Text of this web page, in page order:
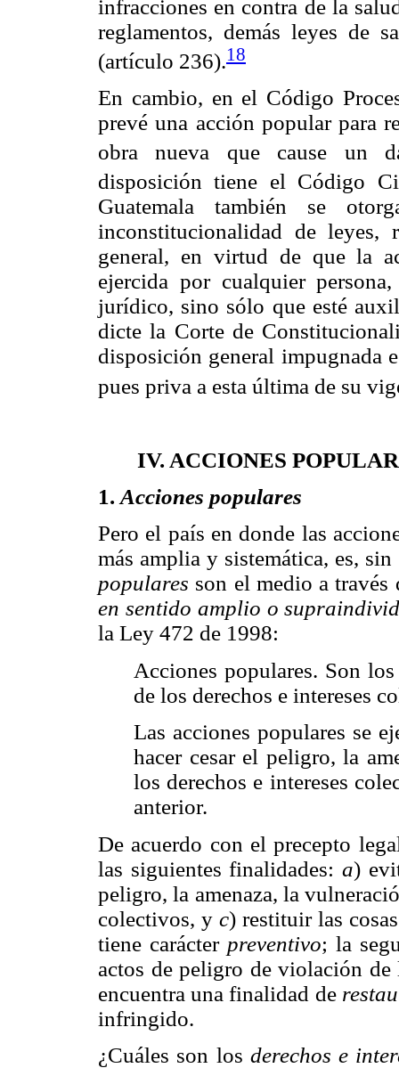
infracciones en contra de la
reglamentos, demás leyes de
(artículo 236).18
En cambio, en el Código
prevé una acción popular para
obra nueva que cause un
disposición tiene el Código
Guatemala también se
inconstitucionalidad de leyes,
general, en virtud de que la
ejercida por cualquier
jurídico, sino sólo que esté
dicte la Corte de
disposición general impugnada
pues priva a esta última de su
IV. ACCIONES
1. Acciones populares
Pero el país en donde las
más amplia y sistemática, es,
populares son el medio a
en sentido amplio o
la Ley 472 de 1998:
Acciones populares. Son
de los derechos e intereses
Las acciones populares se
hacer cesar el peligro, la
los derechos e intereses
anterior.
De acuerdo con el precepto
las siguientes finalidades:a)
peligro, la amenaza, la
colectivos, y c) restituir las
tiene carácter preventivo; la
actos de peligro de violación de
encuentra una finalidad de
infringido.
¿Cuáles son los derechos e